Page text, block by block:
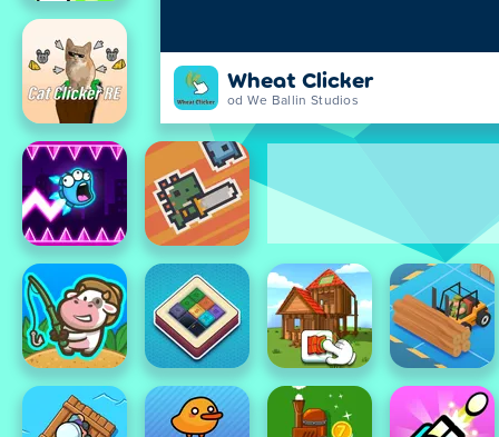
Wheat Clicker
od We Ballin Studios